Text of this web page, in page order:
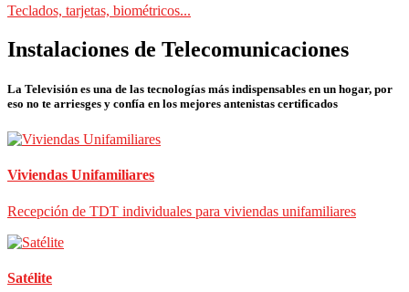
Teclados, tarjetas, biométricos...
Instalaciones de Telecomunicaciones
La Televisión es una de las tecnologías más indispensables en un hogar, por
eso no te arriesges y confía en los mejores antenistas certificados
Viviendas Unifamiliares
Recepción de TDT individuales para viviendas unifamiliares
Satélite